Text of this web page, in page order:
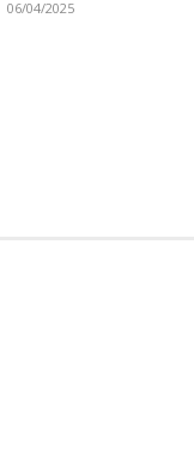
06/04/2025